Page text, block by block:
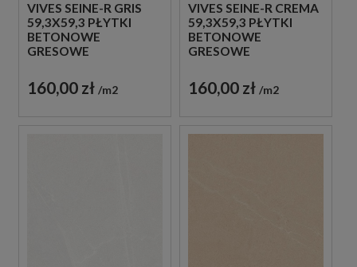
VIVES SEINE-R GRIS
59,3X59,3 PŁYTKI
BETONOWE
GRESOWE
160,00 zł m2
VIVES SEINE-R CREMA
59,3X59,3 PŁYTKI
BETONOWE
GRESOWE
160,00 zł m2